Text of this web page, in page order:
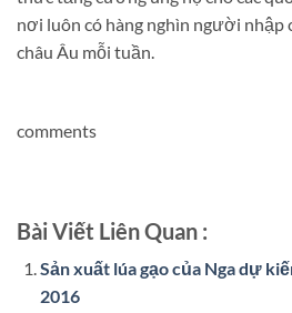
nơi luôn có hàng nghìn người nhập
châu Âu mỗi tuần.
comments
Bài Viết Liên Quan :
Sản xuất lúa gạo của Nga dự
2016